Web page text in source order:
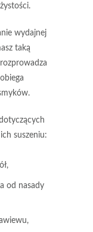
wydajnej
taką
suszeniu:
od nasady